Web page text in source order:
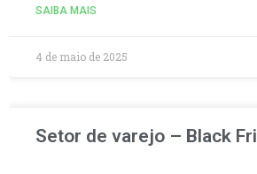
SAIBA MAIS
4 de maio de 2025
Setor de varejo – Black